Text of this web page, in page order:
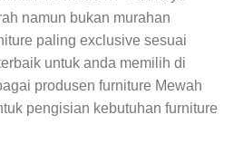
namun bukan murahan
paling exclusive sesuai
untuk anda memilih di
produsen furniture Mewah
pengisian kebutuhan furniture